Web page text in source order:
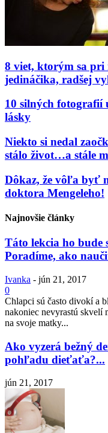
8 viet, ktorým sa pri
jedináčika, radšej
10 silných fotografií
lásky
Niekto si nedal
stálo život…a stále
Dôkaz, že vôľa byť
doktora Mengeleho!
Najnovšie články
Táto lekcia ho bude
Poradíme, ako
Ivanka - jún 21, 2017
0
Chlapci sú často divokí a
nakoniec nevyrastú skvelí
na svoje matky...
Ako vyzerá bežný
pohľadu dieťaťa?...
jún 21, 2017